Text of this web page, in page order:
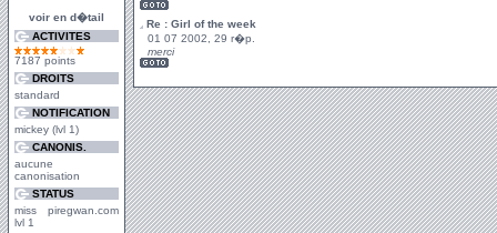
voir en d�tail
ACTIVITES
7187 points
DROITS
standard
NOTIFICATION
mickey (lvl 1)
CANONIS.
aucune
canonisation
STATUS
miss piregwan.com
lvl 1
Re : Girl of the week
01 07 2002, 29 r�p.
merci